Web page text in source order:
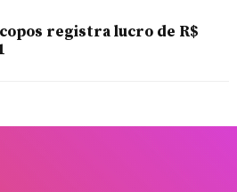
registra lucro de R$